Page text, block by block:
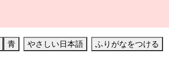
青 やさしい日本語 ふりがなをつける